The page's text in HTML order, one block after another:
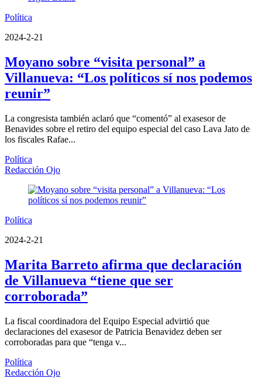
Política
2024-2-21
Moyano sobre “visita personal” a
Villanueva: “Los políticos sí nos podemos
reunir”
La congresista también aclaró que “comentó” al exasesor de
Benavides sobre el retiro del equipo especial del caso Lava Jato de
los fiscales Rafae...
Política
Redacción Ojo
Política
2024-2-21
Marita Barreto afirma que declaración
de Villanueva “tiene que ser
corroborada”
La fiscal coordinadora del Equipo Especial advirtió que
declaraciones del exasesor de Patricia Benavidez deben ser
corroboradas para que “tenga v...
Política
Redacción Ojo